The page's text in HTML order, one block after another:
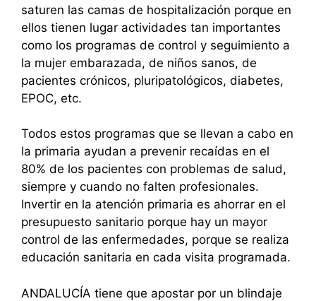
saturen las camas de hospitalización porque en
ellos tienen lugar actividades tan importantes
como los programas de control y seguimiento a
la mujer embarazada, de niños sanos, de
pacientes crónicos, pluripatológicos, diabetes,
EPOC, etc.
Todos estos programas que se llevan a cabo en
la primaria ayudan a prevenir recaídas en el
80% de los pacientes con problemas de salud,
siempre y cuando no falten profesionales.
Invertir en la atención primaria es ahorrar en el
presupuesto sanitario porque hay un mayor
control de las enfermedades, porque se realiza
educación sanitaria en cada visita programada.
ANDALUCÍA tiene que apostar por un blindaje